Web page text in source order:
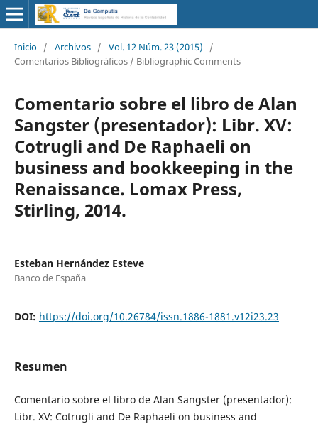
Inicio / Archivos / Vol. 12 Núm. 23 (2015)
/
Comentarios Bibliográficos / Bibliographic Comments
Comentario sobre el libro de Alan
Sangster (presentador): Libr. XV:
Cotrugli and De Raphaeli on
business and bookkeeping in the
Renaissance. Lomax Press,
Stirling, 2014.
Esteban Hernández Esteve
Banco de España
DOI: https://doi.org/10.26784/issn.1886-1881.v12i23.23
Resumen
Comentario sobre el libro de Alan Sangster (presentador):
Libr. XV: Cotrugli and De Raphaeli on business and